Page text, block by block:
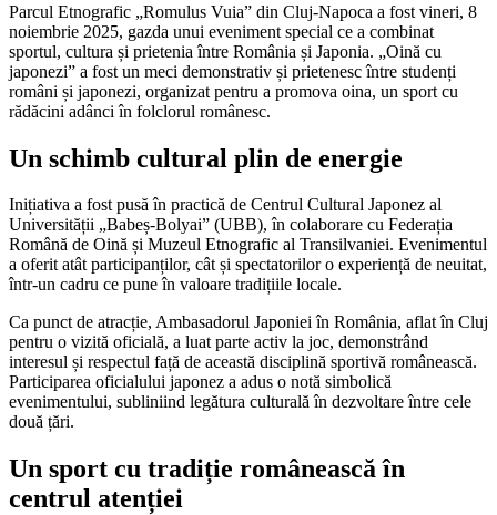
Parcul Etnografic „Romulus Vuia” din Cluj-Napoca a fost vineri, 8
noiembrie 2025, gazda unui eveniment special ce a combinat
sportul, cultura și prietenia între România și Japonia. „Oină cu
japonezi” a fost un meci demonstrativ și prietenesc între studenți
români și japonezi, organizat pentru a promova oina, un sport cu
rădăcini adânci în folclorul românesc.
Un schimb cultural plin de energie
Inițiativa a fost pusă în practică de Centrul Cultural Japonez al
Universității „Babeș-Bolyai” (UBB), în colaborare cu Federația
Română de Oină și Muzeul Etnografic al Transilvaniei. Evenimentul
a oferit atât participanților, cât și spectatorilor o experiență de neuitat,
într-un cadru ce pune în valoare tradițiile locale.
Ca punct de atracție, Ambasadorul Japoniei în România, aflat în Cluj
pentru o vizită oficială, a luat parte activ la joc, demonstrând
interesul și respectul față de această disciplină sportivă românească.
Participarea oficialului japonez a adus o notă simbolică
evenimentului, subliniind legătura culturală în dezvoltare între cele
două țări.
Un sport cu tradiție românească în
centrul atenției